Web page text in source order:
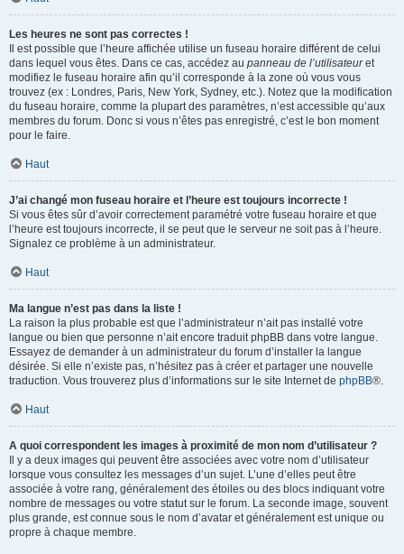
Les heures ne sont pas correctes !
Il est possible que l’heure affichée utilise un fuseau horaire différent de celui
dans lequel vous êtes. Dans ce cas, accédez au panneau de l’utilisateuret
modifiez le fuseau horaire afin qu’il corresponde à la zone où vous vous
trouvez (ex : Londres, Paris, New York, Sydney, etc.). Notez que la modification
du fuseau horaire, comme la plupart des paramètres, n’est accessible qu’aux
membres du forum. Donc si vous n’êtes pas enregistré, c’est le bon moment
pour le faire.
Haut
J’ai changé mon fuseau horaire et l’heure est toujours incorrecte !
Si vous êtes sûr d’avoir correctement paramétré votre fuseau horaire et que
l’heure est toujours incorrecte, il se peut que le serveur ne soit pas à l’heure.
Signalez ce problème à un administrateur.
Haut
Ma langue n’est pas dans la liste !
La raison la plus probable est que l’administrateur n’ait pas installé votre
langue ou bien que personne n’ait encore traduit phpBB dans votre langue.
Essayez de demander à un administrateur du forum d’installer la langue
désirée. Si elle n’existe pas, n’hésitez pas à créer et partager une nouvelle
traduction. Vous trouverez plus d’informations sur le site Internet de phpBB®.
Haut
A quoi correspondent les images à proximité de mon nom d’utilisateur ?
Il y a deux images qui peuvent être associées avec votre nom d’utilisateur
lorsque vous consultez les messages d’un sujet. L’une d’elles peut être
associée à votre rang, généralement des étoiles ou des blocs indiquant votre
nombre de messages ou votre statut sur le forum. La seconde image, souvent
plus grande, est connue sous le nom d’avatar et généralement est unique ou
propre à chaque membre.